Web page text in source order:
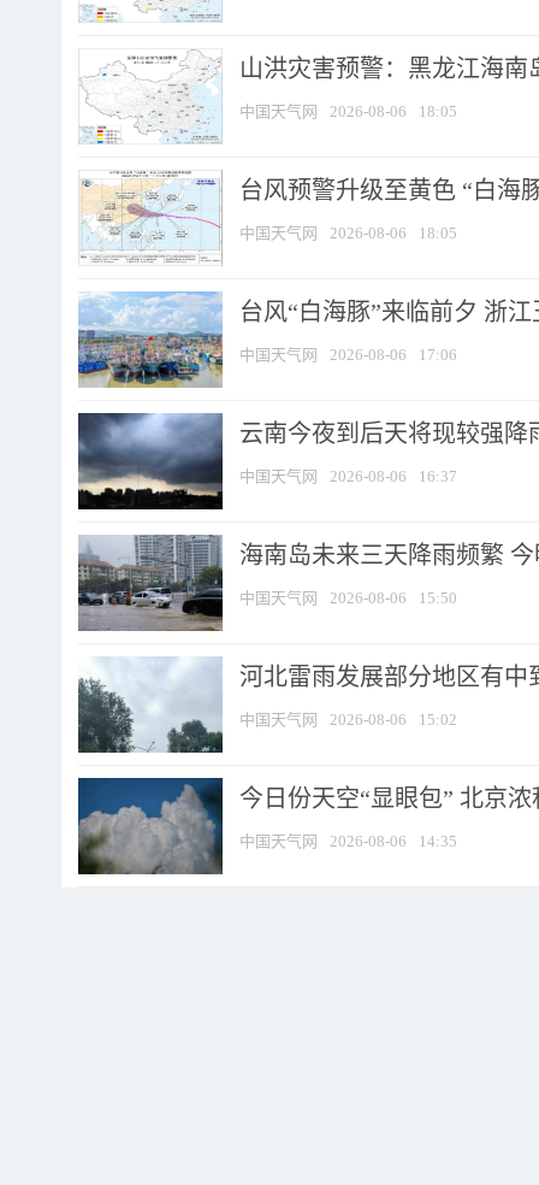
山洪灾害预警：黑龙江海
中国天气网 2026-08-06 18:05
台风预警升级至黄色 “白海
中国天气网 2026-08-06 18:05
台风“白海豚”来临前夕 浙
中国天气网 2026-08-06 17:06
云南今夜到后天将现较强降
中国天气网 2026-08-06 16:37
海南岛未来三天降雨频繁
中国天气网 2026-08-06 15:50
河北雷雨发展部分地区有中
中国天气网 2026-08-06 15:02
今日份天空“显眼包” 北京
中国天气网 2026-08-06 14:35